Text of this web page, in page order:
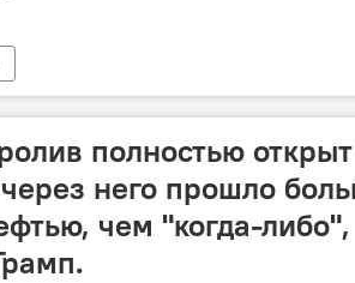
полностью
него прошло
чем "когда-либо",